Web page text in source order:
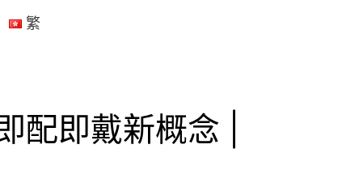
繁
配即戴新概念 |